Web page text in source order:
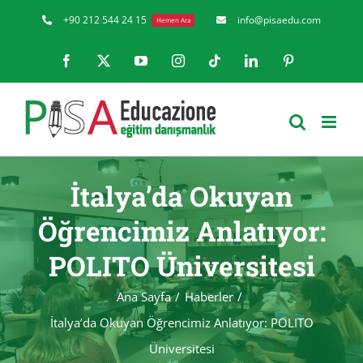
+90 212 544 24 15 Hemen Ara info@pisaedu.com
Facebook YouTubeInstagramTiktok LinkedIn
İtalya’da Okuyan
Öğrencimiz Anlatıyor:
POLITO Üniversitesi
Ana Sayfa
Haberler
İtalya’da Okuyan Öğrencimiz Anlatıyor: POLITO
Üniversitesi